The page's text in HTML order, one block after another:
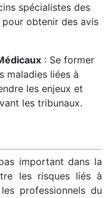
spécialistes des
obtenir des avis
: Se former
maladies liées à
les enjeux et
les tribunaux.
important dans la
les risques liés à
professionnels du